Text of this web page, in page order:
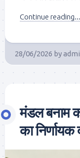
Continue reading...
28/06/2026 by
मंडल बनाम
का निर्णायक